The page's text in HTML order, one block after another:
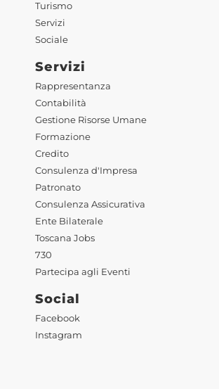
Turismo
Servizi
Sociale
Servizi
Rappresentanza
Contabilità
Gestione Risorse Umane
Formazione
Credito
Consulenza d'Impresa
Patronato
Consulenza Assicurativa
Ente Bilaterale
Toscana Jobs
730
Partecipa agli Eventi
Social
Facebook
Instagram